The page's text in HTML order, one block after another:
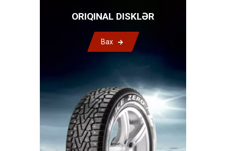
ORIQINAL DISKLƏR
Bax